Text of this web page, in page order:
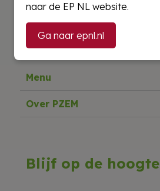
Menu
Over PZEM
Blijf op de hoogte
naar de EP NL website.
Ga naar epnl.nl